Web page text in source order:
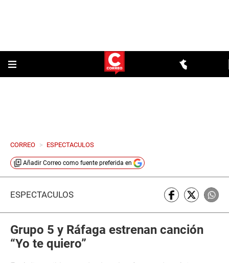
CORREO > ESPECTACULOS
Añadir Correo como fuente preferida en
ESPECTÁCULOS
Grupo 5 y Ráfaga estrenan canción
“Yo te quiero”